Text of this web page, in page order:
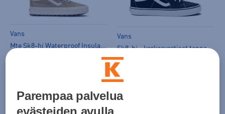
Vans
Vans
Sk8-hi - korkeavartiset tennarit
90,00 €
Parempaa palvelua